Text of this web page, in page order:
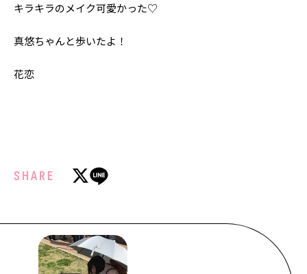
ST member
新規会員登録・ログイン
キラキラのメイク可愛かった♡
真悠ちゃんと歩いたよ！
花恋
SHARE